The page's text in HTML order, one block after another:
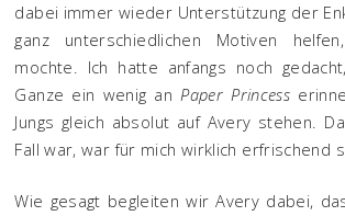
dabei immer wieder Unterstützung der
ganz unterschiedlichen Motiven
mochte. Ich hatte anfangs noch
Ganze ein wenig anPaper Princess
Jungs gleich absolut auf Avery stehen.
Fall war, war für mich wirklich erfrischend
Wie gesagt begleiten wir Avery dabei,